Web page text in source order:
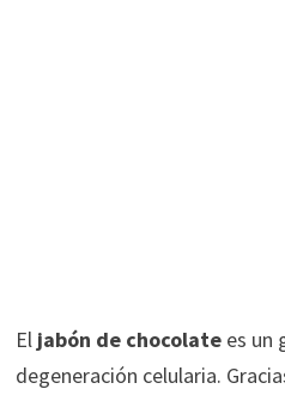
Eljabón de chocolatees un
degeneración celularia.